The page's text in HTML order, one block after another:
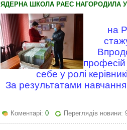
ЯДЕРНА ШКОЛА РАЕС НАГОРОДИЛА
на
професій
себе у ролі
За результатами навчання
Коментарі: 0 Переглядів новини: